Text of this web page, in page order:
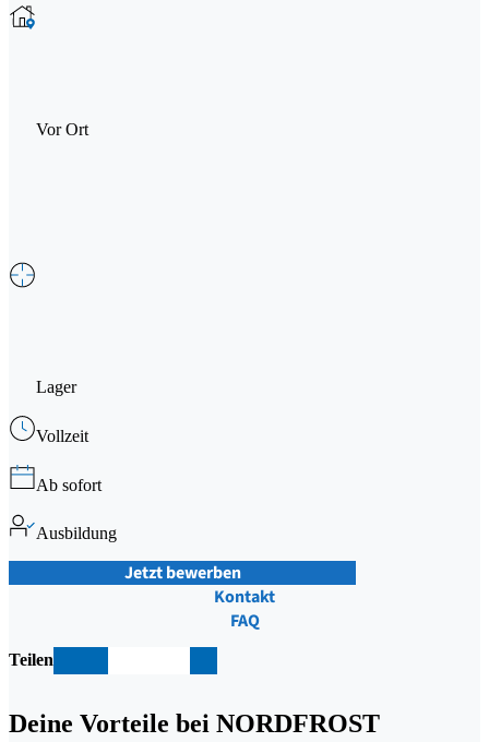
Vor Ort
Lager
Vollzeit
Ab sofort
Ausbildung
Jetzt bewerben
Kontakt
FAQ
Teilen
en en en en en
Deine Vorteile bei NORDFROST